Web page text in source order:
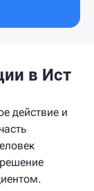
в Ист
действие и